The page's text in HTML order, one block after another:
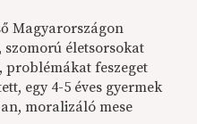
Magyarországon
szomorú életsorsokat
problémákat feszeget
egy 4-5 éves gyermek
moralizáló mese